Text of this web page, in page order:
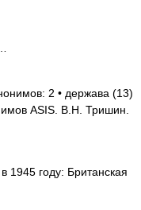
2 • держава (13)
ASIS. В.Н. Тришин.
году: Британская